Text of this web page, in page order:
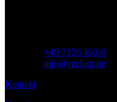
+49 7156 163-0
info@reclam.de
Kontakt